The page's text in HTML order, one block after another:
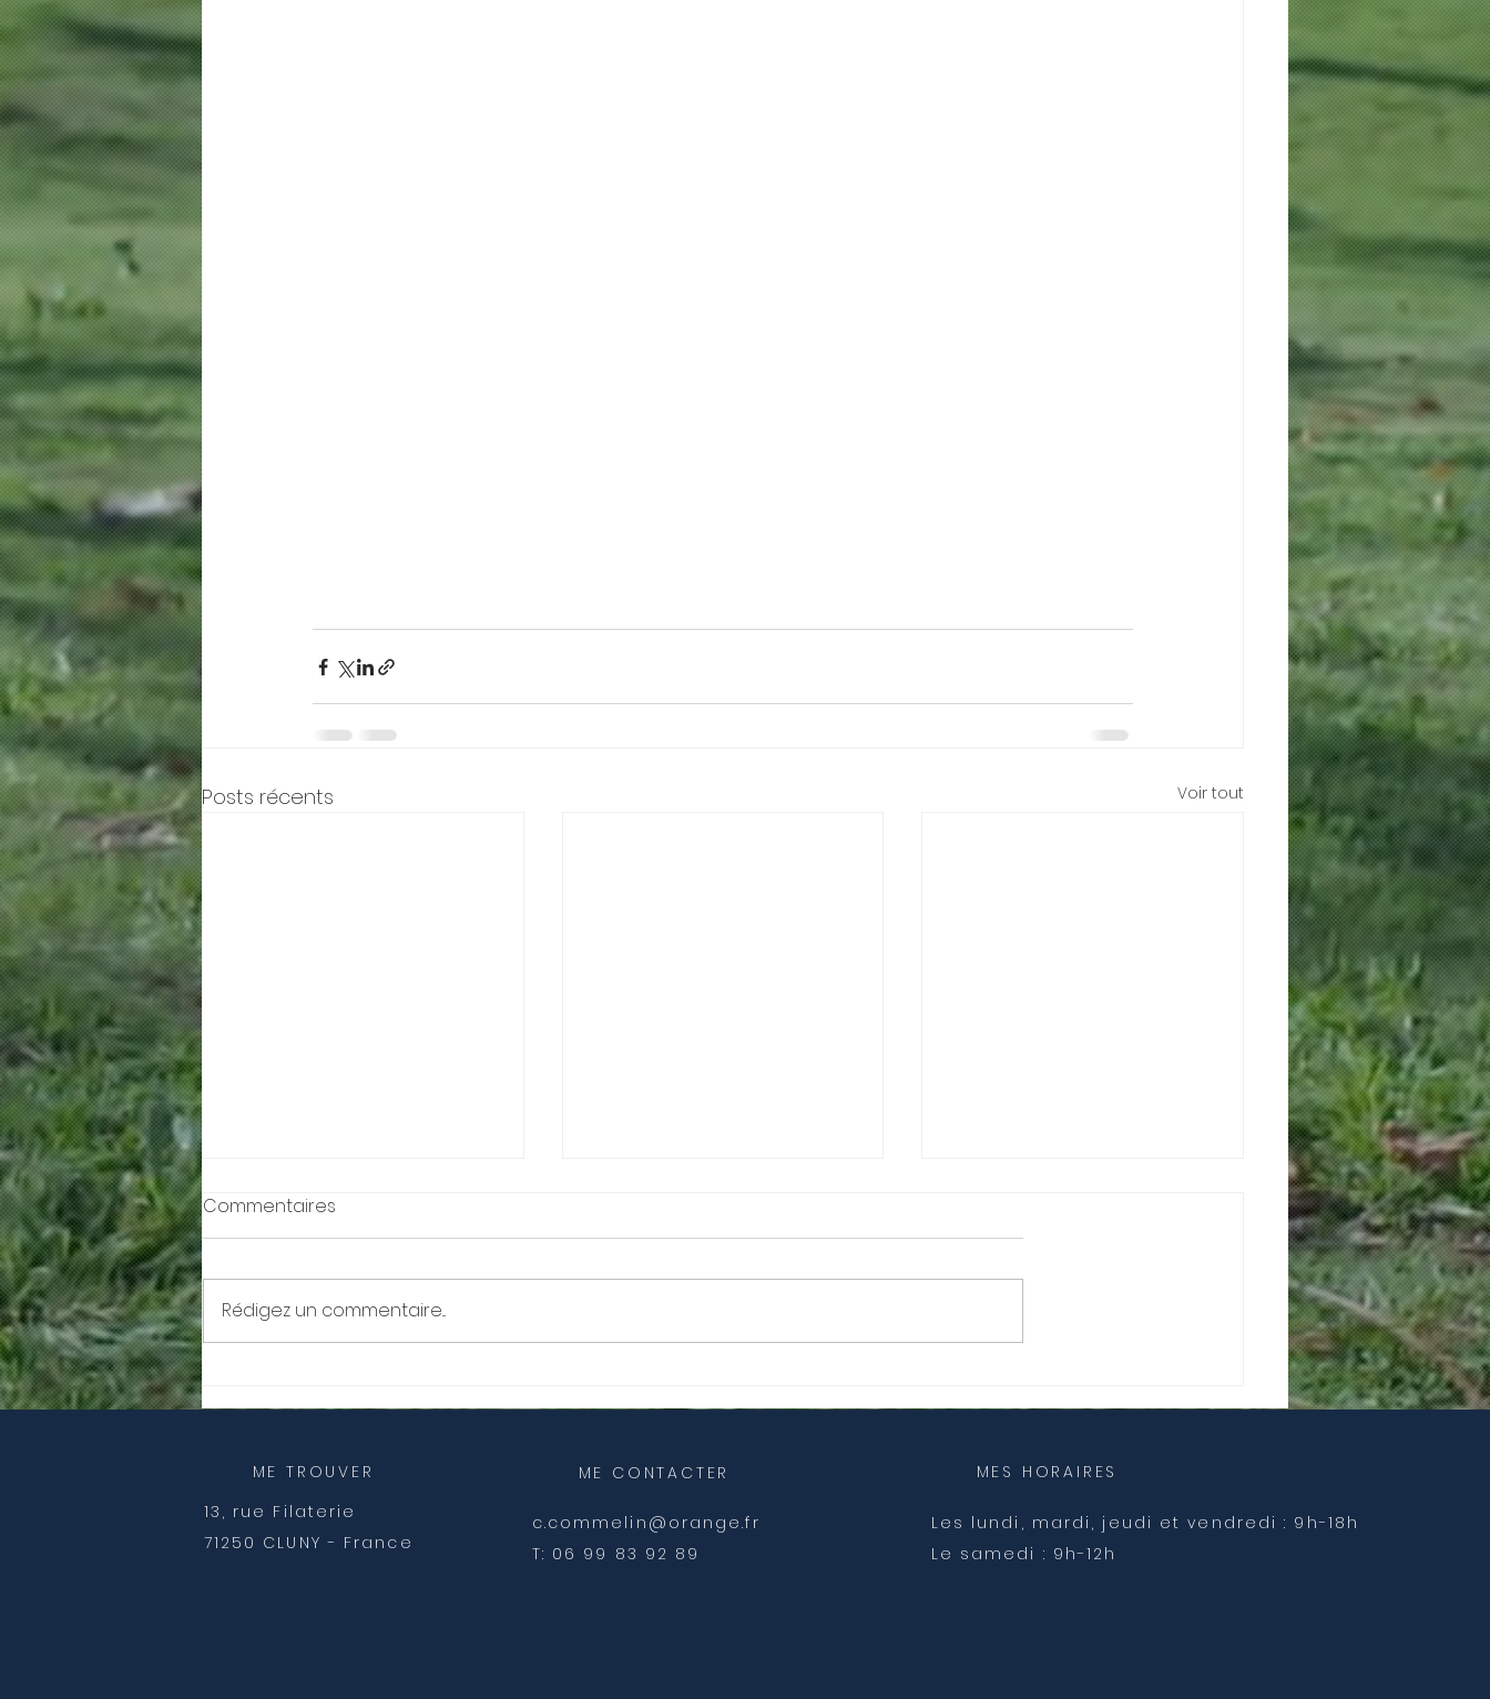
Posts récents Voir tout
passé.
identité visuelle s’enracine,
Lumière.✨
l’espace d’Etre : respirer,
Commentaires
Rédigez un commentaire...
ME TROUVER
13, rue Filaterie
71250 CLUNY - France
ME CONTACTER
c.commelin@orange.fr
T: 06 99 83 92 89
MES HORAIRES
Les lundi, mardi, jeudi et vendredi : 9h-18h
Le samedi : 9h-12h